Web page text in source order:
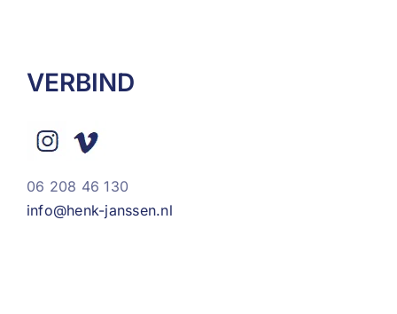
VERBIND
06 208 46 130
info@henk-janssen.nl